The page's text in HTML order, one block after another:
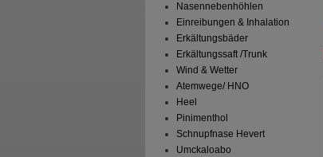
Nasennebenhöhlen
Einreibungen & Inhalation
Erkältungsbäder
Erkältungssaft /Trunk
Wind & Wetter
Atemwege/ HNO
Heel
Pinimenthol
Schnupfnase Hevert
Umckaloabo
GRIPPOSTAD C Hartkapseln
Deutschland GmbH
24St Hartkapseln